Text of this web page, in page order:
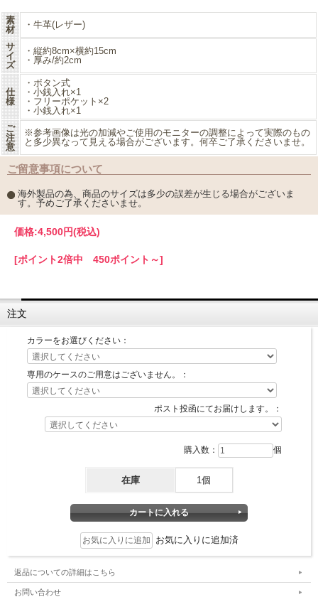
また女性・男性どちらでもお使いいただけます。
【NERO/ブラック】
【SENAPE/マスタード】
【PLATINO/ゴールド※完売】
の３カラーをご用意いたしました！
ご希望のカラーを必ずお選びください。
素
材
・牛革(レザー)
サ
イ
ズ
・縦約8cm×横約15cm
・厚み/約2cm
仕
様
・ボタン式
・小銭入れ×1
・フリーポケット×2
・小銭入れ×1
ご
注
意
※参考画像は光の加減やご使用のモニターの調整によって実際のもの
と多少異なって見える場合がございます。何卒ご了承くださいませ。
ご留意事項について
海外製品の為、商品のサイズは多少の誤差が生じる場合がございま
す。予めご了承くださいませ。
価格:4,500円(税込)
[ポイント2倍中 450ポイント～]
注文
カラーをお選びください：
専用のケースのご用意はございません。：
ポスト投函にてお届けします。：
購入数： 個
在庫 1個
お気に入りに追加済
返品についての詳細はこちら
お問い合わせ